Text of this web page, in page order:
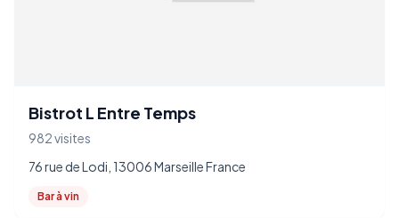
Bistrot L Entre Temps
982 visites
76 rue de Lodi, 13006 Marseille France
Bar à vin